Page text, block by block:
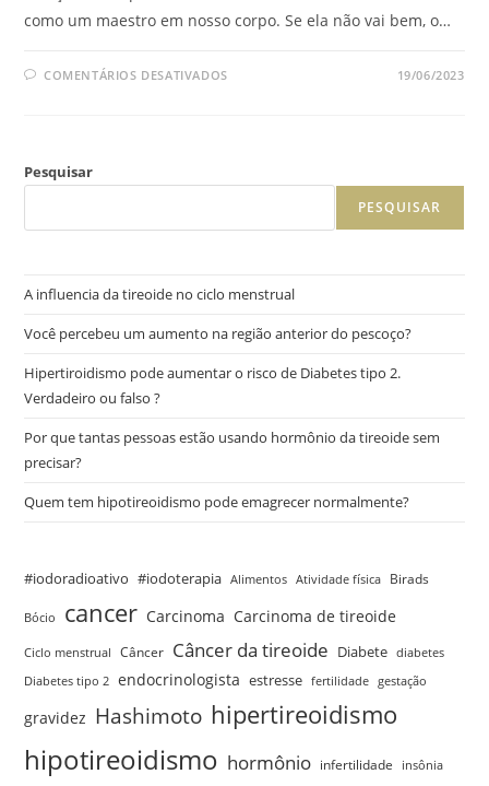
como um maestro em nosso corpo. Se ela não vai bem, o…
COMENTÁRIOS DESATIVADOS 19/06/2023
Pesquisar
PESQUISAR
A influencia da tireoide no ciclo menstrual
Você percebeu um aumento na região anterior do pescoço?
Hipertiroidismo pode aumentar o risco de Diabetes tipo 2.
Verdadeiro ou falso ?
Por que tantas pessoas estão usando hormônio da tireoide sem
precisar?
Quem tem hipotireoidismo pode emagrecer normalmente?
#iodoradioativo #iodoterapia Alimentos Atividade física Birads
Bócio cancer Carcinoma Carcinoma de tireoide
Ciclo menstrual Câncer Câncer da tireoide Diabete
diabetes
Diabetes tipo 2
endocrinologista estresse fertilidade gestação
gravidez Hashimoto hipertireoidismo
hipotireoidismo hormônio infertilidade insônia